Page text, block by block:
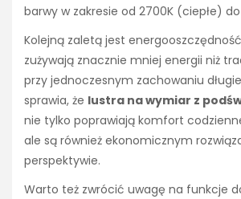
barwy w zakresie od 2700K (ciepłe)
Kolejną zaletą jest energooszczędność
zużywają znacznie mniej energii niż
przy jednoczesnym zachowaniu
sprawia, że lustra na wymiar z
nie tylko poprawiają komfort
ale są również ekonomicznym
perspektywie.
Warto też zwrócić uwagę na funkcje